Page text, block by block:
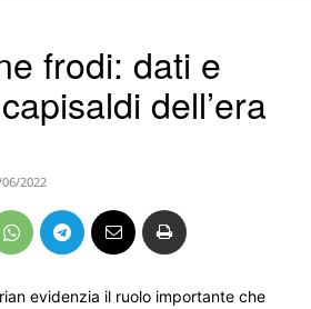
frodi: dati e
dell’era
2022
evidenzia il ruolo importante che